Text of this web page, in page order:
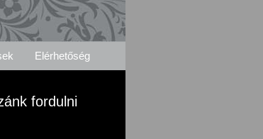
Elérhetőség
fordulni